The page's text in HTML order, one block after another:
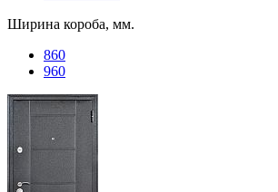
Ширина короба, мм.
860
960